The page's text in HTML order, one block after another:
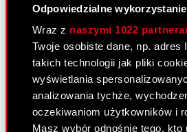
Odpowiedzialne
Wraz z naszymi 1022
Twoje osobiste dane, np. adres
takich technologii jak pliki
wyświetlania
analizowania tychże,
oczekiwaniom użytkowników i
Masz wybór odnośnie tego, kto
Dowiedz się więcej:
thewitcher.com
cyberpunk.net